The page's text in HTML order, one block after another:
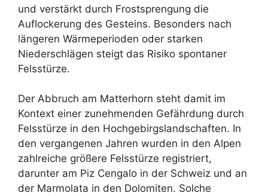
und verstärkt durch Frostsprengung die
Auflockerung des Gesteins. Besonders nach
längeren Wärmeperioden oder starken
Niederschlägen steigt das Risiko spontaner
Felsstürze.
Der Abbruch am Matterhorn steht damit im
Kontext einer zunehmenden Gefährdung durch
Felsstürze in den Hochgebirgslandschaften. In
den vergangenen Jahren wurden in den Alpen
zahlreiche größere Felsstürze registriert,
darunter am Piz Cengalo in der Schweiz und an
der Marmolata in den Dolomiten. Solche